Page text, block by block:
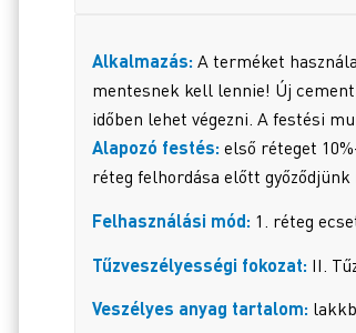
Alkalmazás: A terméket
mentesnek kell lennie! Új
időben lehet végezni. A festési
Alapozó festés: első réteget
réteg felhordása előtt
Felhasználási mód: 1. réteg
Tűzveszélyességi fokozat: II.
Veszélyes anyag tartalom: